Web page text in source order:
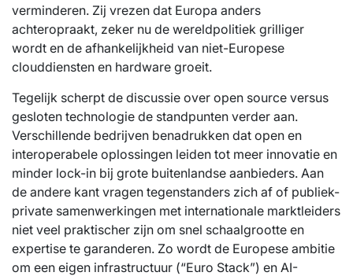
verminderen. Zij vrezen dat Europa anders
achteropraakt, zeker nu de wereldpolitiek grilliger
wordt en de afhankelijkheid van niet-Europese
clouddiensten en hardware groeit.
Tegelijk scherpt de discussie over open source versus
gesloten technologie de standpunten verder aan.
Verschillende bedrijven benadrukken dat open en
interoperabele oplossingen leiden tot meer innovatie en
minder lock-in bij grote buitenlandse aanbieders. Aan
de andere kant vragen tegenstanders zich af of publiek-
private samenwerkingen met internationale marktleiders
niet veel praktischer zijn om snel schaalgrootte en
expertise te garanderen. Zo wordt de Europese ambitie
om een eigen infrastructuur (“Euro Stack”) en AI-